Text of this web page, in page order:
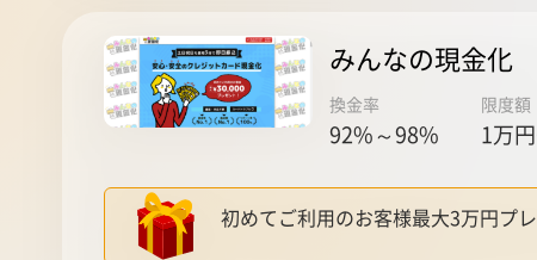
みんなの現金化
換金率
92%～98%
限度額
1万
初めてご利用のお客様最大3万円プ